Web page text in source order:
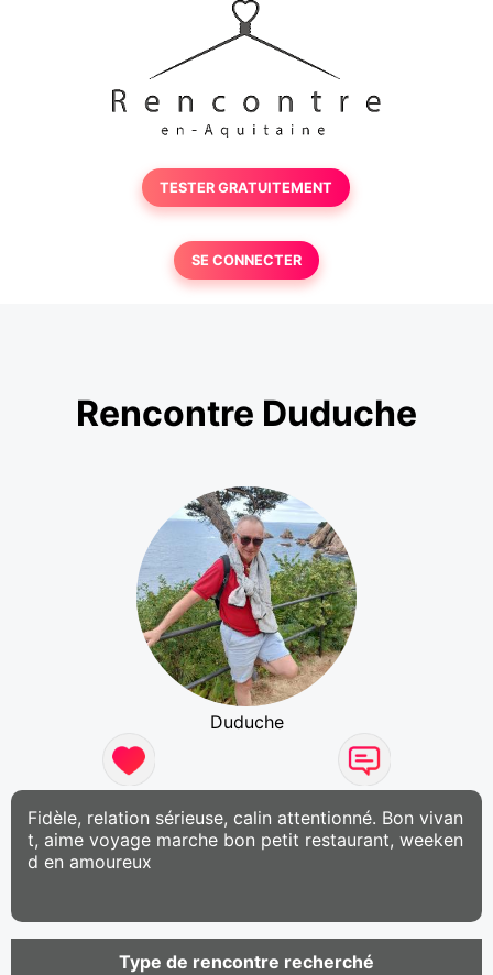
TESTER GRATUITEMENT
SE CONNECTER
Rencontre Duduche
Duduche
Fidèle, relation sérieuse, calin attentionné. Bon vivan
t, aime voyage marche bon petit restaurant, weeken
d en amoureux
Type de rencontre recherché